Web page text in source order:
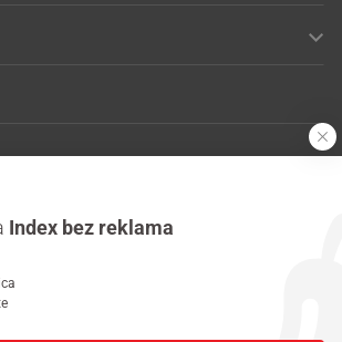
na Indexu
Index bez reklama